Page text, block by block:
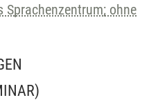
Sprachenzentrum; ohne